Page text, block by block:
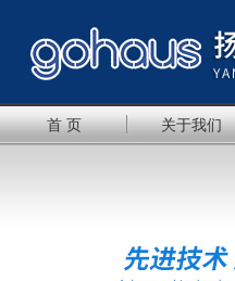
首 页 关于我们